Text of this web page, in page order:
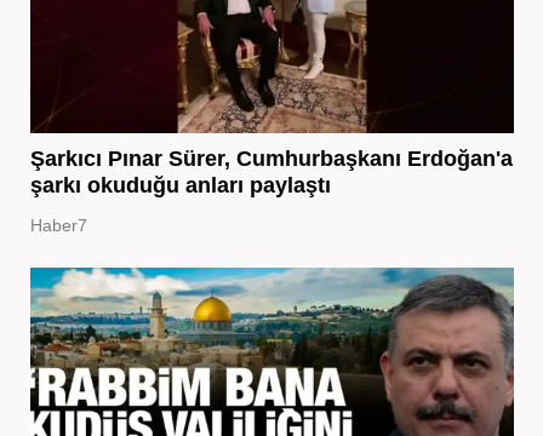
Şarkıcı Pınar Sürer, Cumhurbaşkanı Erdoğan'a
şarkı okuduğu anları paylaştı
Haber7